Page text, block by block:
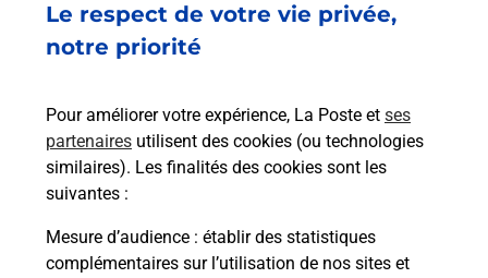
Le respect de votre vie privée,
notre priorité
Pour améliorer votre expérience, La Poste et ses
partenaires utilisent des cookies (ou technologies
similaires). Les finalités des cookies sont les
suivantes :
Mesure d’audience : établir des statistiques
complémentaires sur l’utilisation de nos sites et
La Poste
en ligne
Ouvert 24h/24
En savoir plus
Recherchez un autre point de contact